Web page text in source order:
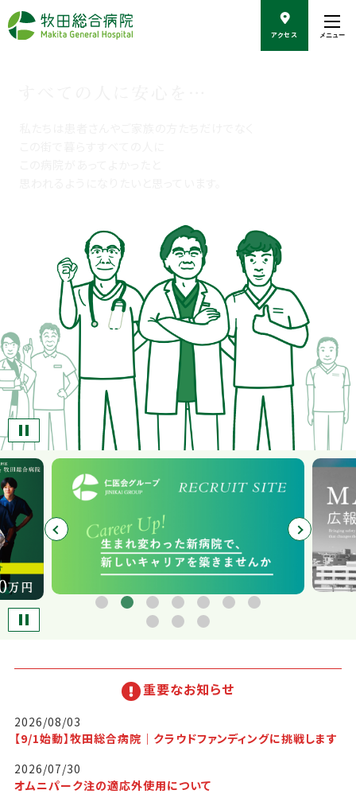
アクセス メニュー
重要なお知らせ
2026/08/03
【9/1始動】牧田総合病院｜クラウドファンディングに挑戦します
2026/07/30
オムニパーク注の適応外使用について